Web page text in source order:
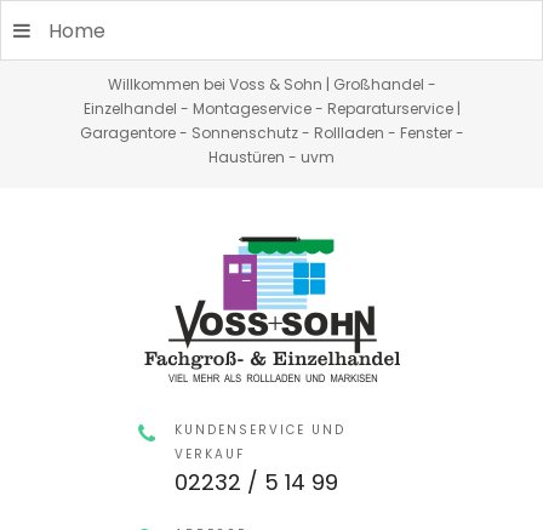
Willkommen bei Voss & Sohn | Großhandel -
Einzelhandel - Montageservice - Reparaturservice |
Garagentore - Sonnenschutz - Rollladen - Fenster -
Haustüren - uvm
KUNDENSERVICE UND
VERKAUF
02232 / 5 14 99
Home